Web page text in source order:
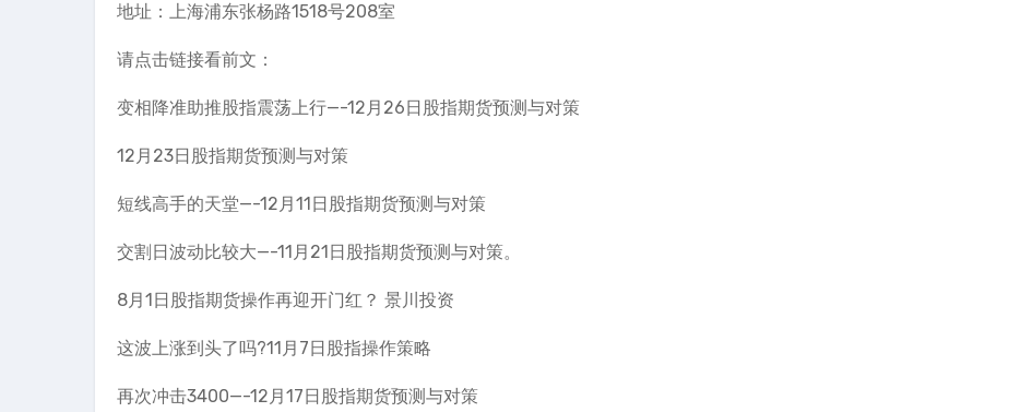
地址：上海浦东张杨路1518号208室
请点击链接看前文：
变相降准助推股指震荡上行—-12月26日股指期货预测与对策
12月23日股指期货预测与对策
短线高手的天堂—-12月11日股指期货预测与对策
交割日波动比较大—-11月21日股指期货预测与对策。
8月1日股指期货操作再迎开门红？ 景川投资
这波上涨到头了吗?11月7日股指操作策略
再次冲击3400—-12月17日股指期货预测与对策